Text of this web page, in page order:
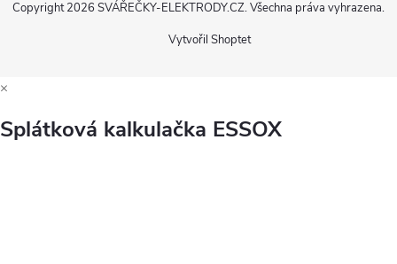
Vytvořil Shoptet
Copyright 2026 SVÁŘEČKY-ELEKTRODY.CZ. Všechna práva vyhrazena.
×
Splátková kalkulačka ESSOX